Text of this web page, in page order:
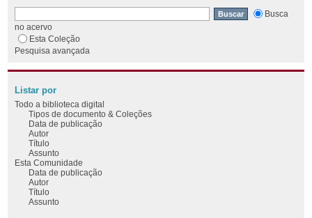
Busca
no acervo
Esta Coleção
Pesquisa avançada
Listar por
Todo a biblioteca digital
Tipos de documento & Coleções
Data de publicação
Autor
Título
Assunto
Esta Comunidade
Data de publicação
Autor
Título
Assunto